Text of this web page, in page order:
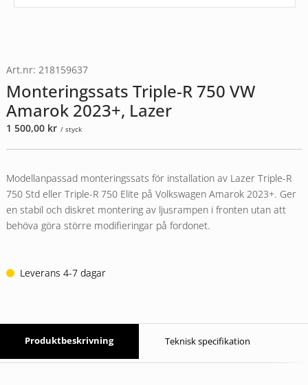
Art.nr: 218159637
Monteringssats Triple-R 750 VW
Amarok 2023+, Lazer
1 500,00 kr / styck
Modellanpassad monteringssats för installation av Lazer Triple-R
750 Std eller Triple-R 750 Elite på Volkswagen Amarok 2023+. Ger
en stabil och diskret montering av ljusrampen i fronten utan att
behöva göra större modifieringar på fordonet.
Leverans 4-7 dagar
Produktbeskrivning Teknisk specifikation